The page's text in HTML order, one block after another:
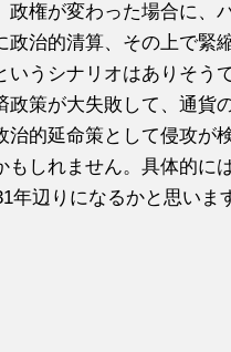
政権が変わった場合に、
政治的清算、その上で緊
いうシナリオはありそう
政策が大失敗して、通貨
治的延命策として侵攻が
もしれません。具体的に
年辺りになるかと思いま